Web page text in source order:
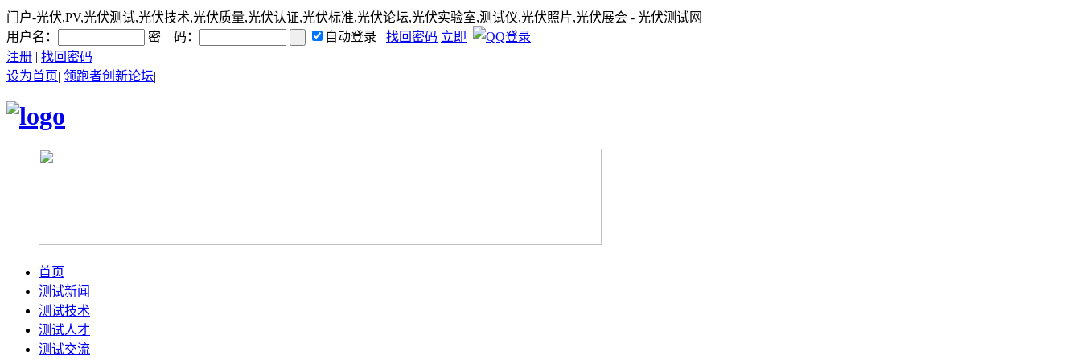
门户-光伏,PV,光伏测试,光伏技术,光伏质量,光伏认证,光伏标准,光伏论坛,光伏实验室,测试仪,光伏照片,光伏展会 - 光伏测试网
用户名：
密 码： 自动登录 找回密码 立即
注册 | 找回密码
设为首页| 领跑者创新论坛|
首页
测试新闻
测试技术
测试人才
测试交流